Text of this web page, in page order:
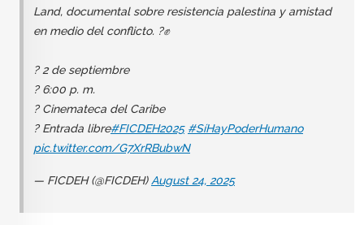
Land, documental sobre resistencia palestina y amistad
en medio del conflicto. ?✊
? 2 de septiembre
? 6:00 p. m.
? Cinemateca del Caribe
? Entrada libre#FICDEH2025 #SíHayPoderHumano
pic.twitter.com/G7XrRBubwN
— FICDEH (@FICDEH)August 24, 2025